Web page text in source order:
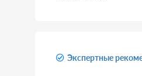
Экспертные